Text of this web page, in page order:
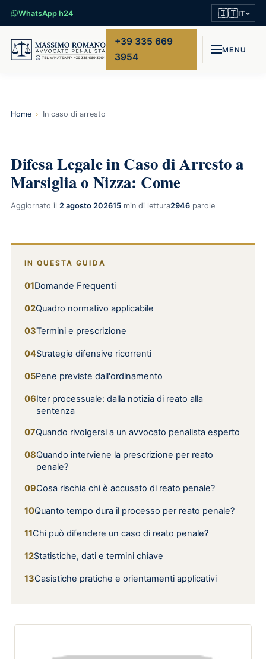
WhatsApp h24 🇮🇹IT
+39 335 669
3954
MENU
Home › In caso di arresto
Difesa Legale in Caso di Arresto a
Marsiglia o Nizza: Come
Aggiornato il 2 agosto 202615 min di lettura2946 parole
IN QUESTA GUIDA
Domande Frequenti
Quadro normativo applicabile
Termini e prescrizione
Strategie difensive ricorrenti
Pene previste dall'ordinamento
Iter processuale: dalla notizia di reato alla
sentenza
Quando rivolgersi a un avvocato penalista esperto
Quando interviene la prescrizione per reato
penale?
Cosa rischia chi è accusato di reato penale?
Quanto tempo dura il processo per reato penale?
Chi può difendere un caso di reato penale?
Statistiche, dati e termini chiave
Casistiche pratiche e orientamenti applicativi